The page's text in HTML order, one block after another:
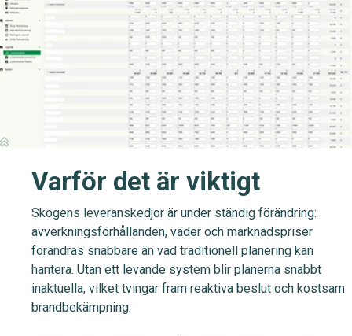
Varför det är viktigt
Skogens leveranskedjor är under ständig förändring:
avverkningsförhållanden, väder och marknadspriser
förändras snabbare än vad traditionell planering kan
hantera. Utan ett levande system blir planerna snabbt
inaktuella, vilket tvingar fram reaktiva beslut och kostsam
brandbekämpning.